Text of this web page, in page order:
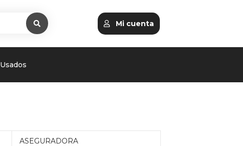
Mi cuenta
Usados
ASEGURADORA